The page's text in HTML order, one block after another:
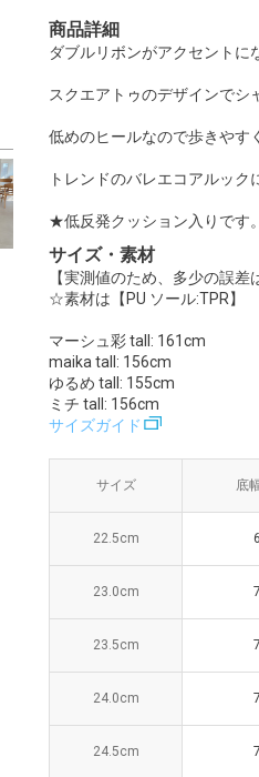
商品詳細
ダブルリボンがアクセントに
スクエアトゥのデザインでシ
低めのヒールなので歩きやす
トレンドのバレエコアルック
★低反発クッション入りです。
サイズ・素材
【実測値のため、多少の誤差
☆素材は【PU ソール:TPR】
マーシュ彩 tall: 161cm
maika tall: 156cm
ゆるめ tall: 155cm
ミチ tall: 156cm
サイズガイド
サイズ 底幅
22.5cm
23.0cm
23.5cm
24.0cm
24.5cm
サイズ 底
22.5cm
23.0cm
23.5cm
24.0cm
24.5cm